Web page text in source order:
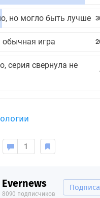
но могло быть лучше
игра
серия свернула не
1
Evernews
8090 подписчиков